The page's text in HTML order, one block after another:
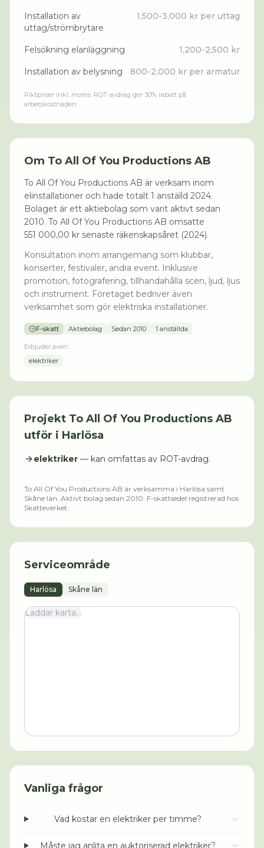
Installation av
uttag/strömbrytare
1,500-3,000 kr per uttag
Felsökning elanläggning 1,200-2,500 kr
Installation av belysning 800-2,000 kr per armatur
Riktpriser inkl. moms. ROT-avdrag ger 30% rabatt på
arbetskostnaden.
Om To All Of You Productions AB
To All Of You Productions AB är verksam inom
elinstallationer och hade totalt 1 anställd 2024.
Bolaget är ett aktiebolag som varit aktivt sedan
2010. To All Of You Productions AB omsatte
551 000,00 kr senaste räkenskapsåret (2024).
Konsultation inom arrangemang som klubbar,
konserter, festivaler, andra event. Inklusive
promotion, fotografering, tillhandahålla scen, ljud, ljus
och instrument. Företaget bedriver även
verksamhet som gör elektriska installationer.
F-skatt Aktiebolag Sedan 2010 1 anställda
Erbjuder även:
elektriker
Projekt To All Of You Productions AB
utför i Harlösa
elektriker — kan omfattas av ROT-avdrag.
To All Of You Productions AB är verksamma i Harlösa samt
Skåne län. Aktivt bolag sedan 2010. F-skattsedel registrerad hos
Skatteverket.
Serviceområde
Harlösa Skåne län
Laddar karta...
Vanliga frågor
Vad kostar en elektriker per timme?
Måste jag anlita en auktoriserad elektriker?